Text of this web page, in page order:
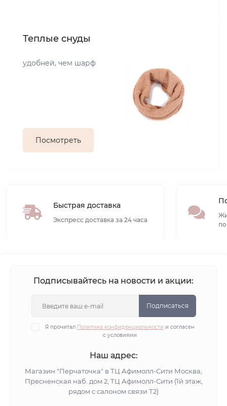
Теплые снуды
удобней, чем шарф
Посмотреть
Быстрая доставка
Экспресс доставка за 24 часа
Подписывайтесь на новости и акции:
Подписаться
Я прочитал Политика конфиденциальности и согласен
с условиями
Наш адрес:
Магазин "Перчаточка" в ТЦ Афимолл-Сити Москва,
Пресненская наб. дом 2, ТЦ Афимолл-Сити (1й этаж,
рядом с салоном связи Т2)